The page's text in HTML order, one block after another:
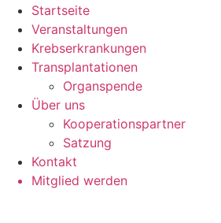
Startseite
Veranstaltungen
Krebserkrankungen
Transplantationen
Organspende
Über uns
Kooperationspartner
Satzung
Kontakt
Mitglied werden